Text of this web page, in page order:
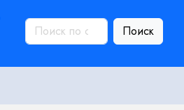
Поиск